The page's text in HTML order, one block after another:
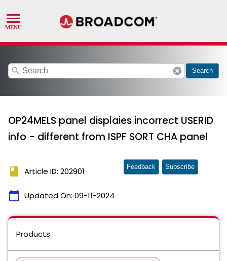
search cancel Search
OP24MELS panel displaies incorrect USERID
info - different from ISPF SORT CHA panel
book Article ID: 202901
calendar_today Updated On: 09-11-2024
Feedback Subscribe
Products